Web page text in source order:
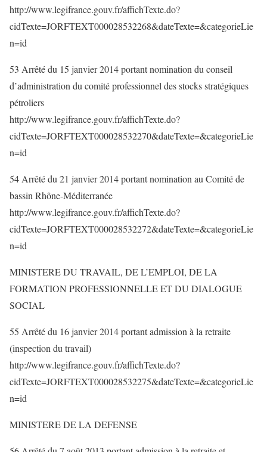
http://www.legifrance.gouv.fr/affichTexte.do?
cidTexte=JORFTEXT000028532268&dateTexte=&categorieLie
n=id
53 Arrêté du 15 janvier 2014 portant nomination du conseil
d’administration du comité professionnel des stocks stratégiques
pétroliers
http://www.legifrance.gouv.fr/affichTexte.do?
cidTexte=JORFTEXT000028532270&dateTexte=&categorieLie
n=id
54 Arrêté du 21 janvier 2014 portant nomination au Comité de
bassin Rhône-Méditerranée
http://www.legifrance.gouv.fr/affichTexte.do?
cidTexte=JORFTEXT000028532272&dateTexte=&categorieLie
n=id
MINISTERE DU TRAVAIL, DE L’EMPLOI, DE LA
FORMATION PROFESSIONNELLE ET DU DIALOGUE
SOCIAL
55 Arrêté du 16 janvier 2014 portant admission à la retraite
(inspection du travail)
http://www.legifrance.gouv.fr/affichTexte.do?
cidTexte=JORFTEXT000028532275&dateTexte=&categorieLie
n=id
MINISTERE DE LA DEFENSE